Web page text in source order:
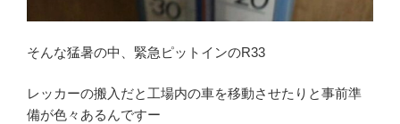
そんな猛暑の中、緊急ピットインのR33
レッカーの搬入だと工場内の車を移動させたりと事前準
備が色々あるんですー